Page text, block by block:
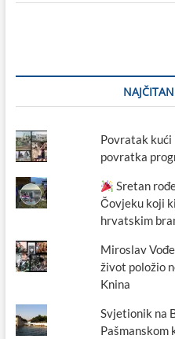
Povratak
povratka
Sretan
Čovjeku koji
hrvatskim
Miroslav
život položio
Knina
Svjetionik na
Pašmanskom